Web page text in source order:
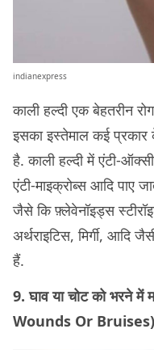
indianexpress
काली हल्दी एक बेहतरीन
इसका इस्तेमाल कई प्रकार
है. काली हल्दी में एंटी-
एंटी-माइक्रोब्स आदि पाए
जैसे कि फ़्लेवेनॉइड्स
अर्थराइटिस, मिर्गी, आदि
हैं.
9. घाव या चोट को भरने
Wounds Or Bruises)